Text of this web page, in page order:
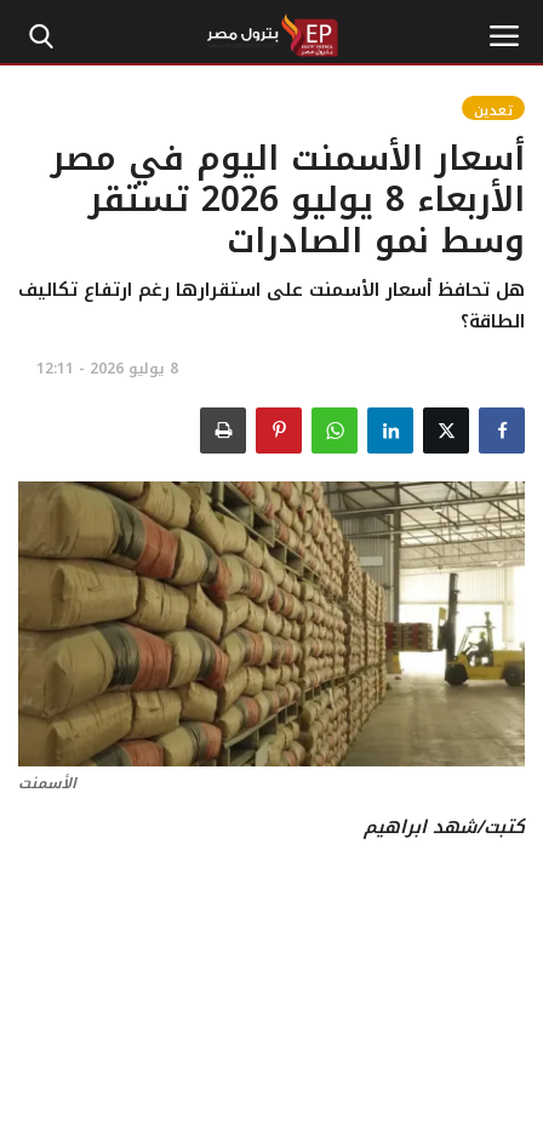
الرئيسية
إتصل بنا
بترول
اقتصاد وأموال
طاقة
غاز
تعدين
اتصالات وتكنولوجيا
شركات
تعدين
أسعار الأسمنت اليوم في مصر
الأربعاء 8 يوليو 2026 تستقر
وسط نمو الصادرات
هل تحافظ أسعار الأسمنت على استقرارها رغم ارتفاع تكاليف
الطاقة؟
8 يوليو 2026 - 12:11
الأسمنت
كتبت/شهد ابراهيم